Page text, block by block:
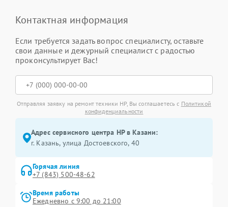
Контактная информация
Если требуется задать вопрос специалисту, оставьте
свои данные и дежурный специалист с радостью
проконсультирует Вас!
Отправляя заявку на ремонт техники HP, Вы соглашаетесь с Политикой
конфиденциальности
Адрес сервисного центра HP в Казани:
г. Казань, улица Достоевского, 40
Горячая линия
+7 (843) 500-48-62
Время работы
Ежедневно с 9:00 до 21:00